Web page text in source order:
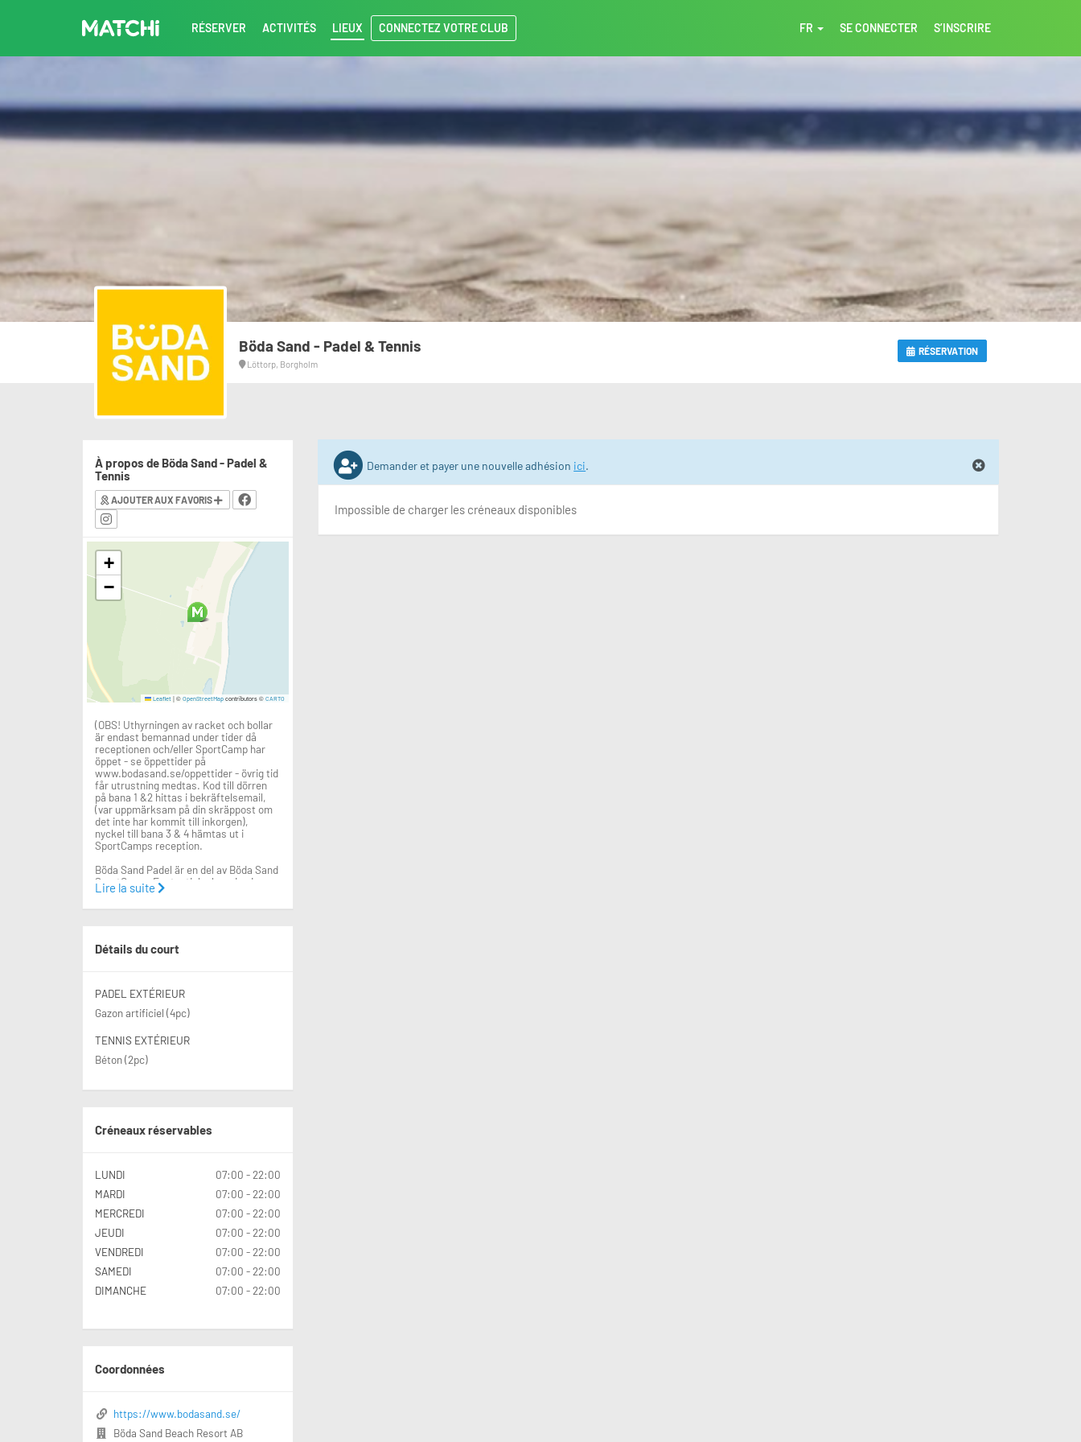
RÉSERVER ACTIVITÉS LIEUX CONNECTEZ VOTRE CLUB FR SE CONNECTER S’INSCRIRE
Böda Sand - Padel & Tennis
Löttorp, Borgholm
RÉSERVATION
Demander et payer une nouvelle adhésion ici.
Impossible de charger les créneaux disponibles
À propos de Böda Sand - Padel &
Tennis
AJOUTER AUX FAVORIS
+
−
Leaflet |© OpenStreetMapcontributors © CARTO
(OBS! Uthyrningen av racket och bollar
är endast bemannad under tider då
receptionen och/eller SportCamp har
öppet - se öppettider på
www.bodasand.se/oppettider - övrig tid
får utrustning medtas. Kod till dörren
på bana 1 &2 hittas i bekräftelsemail,
(var uppmärksam på din skräppost om
det inte har kommit till inkorgen),
nyckel till bana 3 & 4 hämtas ut i
SportCamps reception.
Böda Sand Padel är en del av Böda Sand
SportCamp. Fantastisk placering i
härlig miljö.
Avsluta med ett dopp i havet eller med
Padel: 295 kr/timme
Tennis: 195 kr/timme
Bollar köpes om 3-pack för 139:-
(tennis) respektive 99:- (padel).
in i Facebook-gruppen Böda Sand Padel
Lire la suite
Détails du court
PADEL EXTÉRIEUR
Gazon artificiel (4pc)
TENNIS EXTÉRIEUR
Béton (2pc)
Créneaux réservables
LUNDI
07:00 - 22:00
MARDI
07:00 - 22:00
MERCREDI
07:00 - 22:00
JEUDI
07:00 - 22:00
VENDREDI
07:00 - 22:00
SAMEDI
07:00 - 22:00
DIMANCHE
07:00 - 22:00
Coordonnées
https://www.bodasand.se/
Böda Sand Beach Resort AB